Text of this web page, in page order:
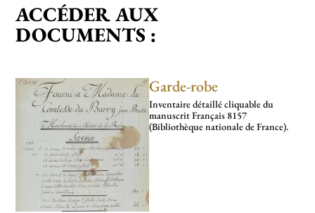
ACCÉDER AUX
DOCUMENTS :
Garde-robe
Inventaire détaillé cli­­qua­­ble du
manus­­crit Français 8157
(Bibliothèque nationale de France).